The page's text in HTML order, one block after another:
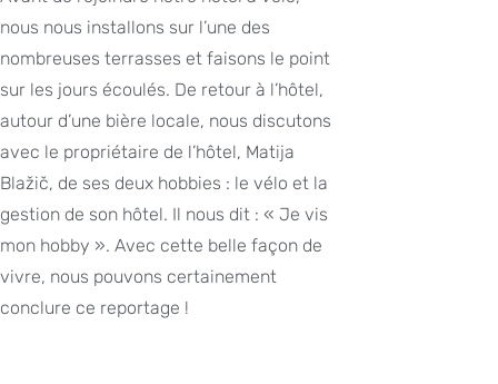
nous nous installons sur l’une des
nombreuses terrasses et faisons le point
sur les jours écoulés. De retour à l’hôtel,
autour d’une bière locale, nous discutons
avec le propriétaire de l’hôtel, Matija
Blažič, de ses deux hobbies : le vélo et la
gestion de son hôtel. Il nous dit : « Je vis
mon hobby ». Avec cette belle façon de
vivre, nous pouvons certainement
conclure ce reportage !